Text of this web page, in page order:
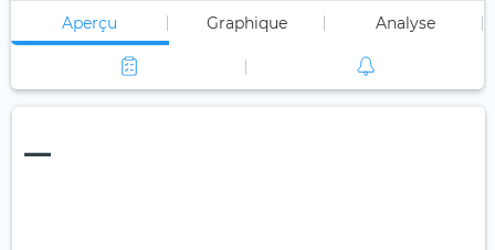
Aperçu Graphique Analyse
—